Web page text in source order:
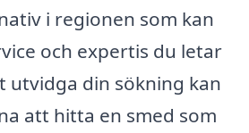
i regionen som kan
och expertis du letar
utvidga din sökning kan
att hitta en smed som